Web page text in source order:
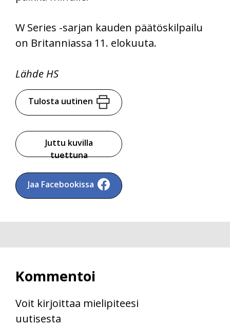
W Series -sarjan kauden päätöskilpailu
on Britanniassa 11. elokuuta.
Lähde HS
Tulosta uutinen
Juttu kuvilla
tuettuna
Jaa Facebookissa
Kommentoi
Voit kirjoittaa mielipiteesi
uutisesta